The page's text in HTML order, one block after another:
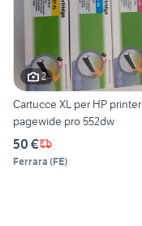
2
Cartucce XL per HP printer
pagewide pro 552dw
50 €
Ferrara (FE)